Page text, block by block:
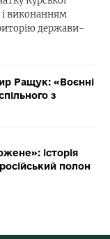
і виконанням
держави-
Ращук: «Воєнні
з
історія
полон